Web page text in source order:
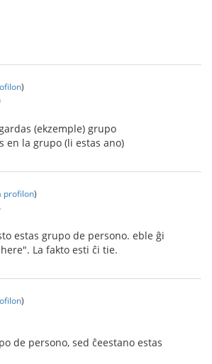
)
(ekzemple) grupo
en la grupo (li estas ano)
profilon)
estas grupo de persono. eble ĝi
La fakto esti ĉi tie.
)
de persono, sed ĉeestano estas